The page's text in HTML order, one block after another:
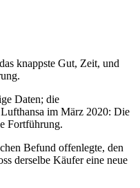
knappste Gut, Zeit, und
Daten; die
im März 2020: Die
Fortführung.
Befund offenlegte, den
derselbe Käufer eine neue